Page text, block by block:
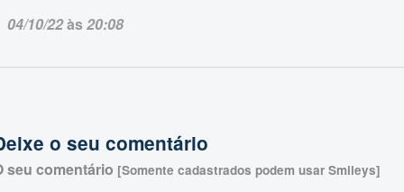
04/10/22às20:08
o seu comentário
seu comentário [Somente cadastrados podem usar Smileys]